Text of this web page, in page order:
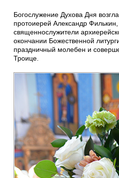
Богослужение Духова Дня
протоиерей Александр
священнослужители
окончании Божественной
праздничный молебен и
Троице.